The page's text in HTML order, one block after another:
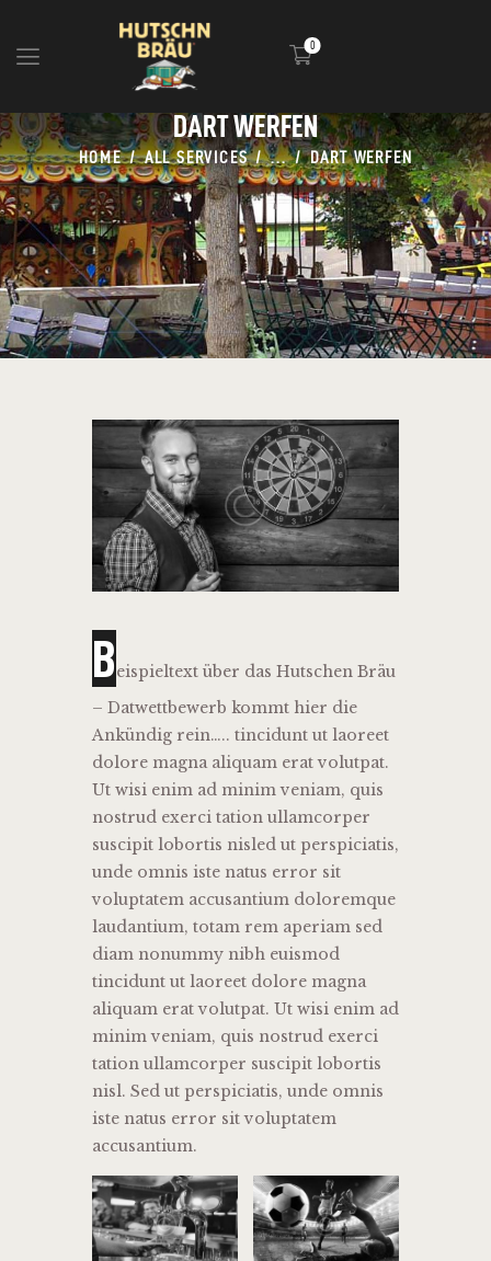
0
DART WERFEN
HOME ALL SERVICES ... DART WERFEN
HOME
BLOG
INFOS
EVENTS
SHOP
MEDIA
Beispieltext über das Hutschen Bräu
– Datwettbewerb kommt hier die
Ankündig rein….. tincidunt ut laoreet
dolore magna aliquam erat volutpat.
Ut wisi enim ad minim veniam, quis
nostrud exerci tation ullamcorper
suscipit lobortis nisled ut perspiciatis,
unde omnis iste natus error sit
voluptatem accusantium doloremque
laudantium, totam rem aperiam sed
diam nonummy nibh euismod
tincidunt ut laoreet dolore magna
aliquam erat volutpat. Ut wisi enim ad
minim veniam, quis nostrud exerci
tation ullamcorper suscipit lobortis
nisl. Sed ut perspiciatis, unde omnis
iste natus error sit voluptatem
accusantium.